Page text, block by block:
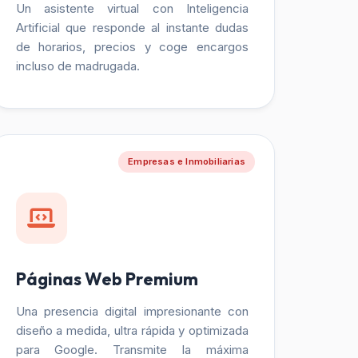
Un asistente virtual con Inteligencia
Artificial que responde al instante dudas
de horarios, precios y coge encargos
incluso de madrugada.
Empresas e Inmobiliarias
Páginas Web Premium
Una presencia digital impresionante con
diseño a medida, ultra rápida y optimizada
para Google. Transmite la máxima